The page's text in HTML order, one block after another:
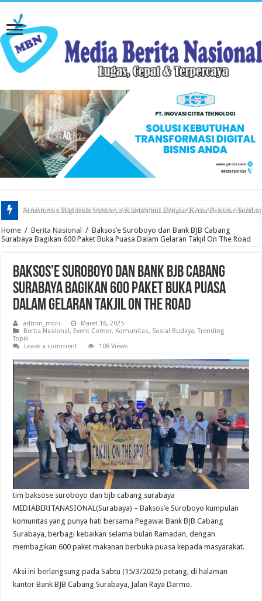
Armornesia Diginesia Surabaya Silaturahmi Dengan Ketua Baksose
Home / Berita Nasional / Baksos’e Suroboyo dan Bank BJB Cabang
Surabaya Bagikan 600 Paket Buka Puasa Dalam Gelaran Takjil On The Road
Baksos’e Suroboyo dan Bank BJB Cabang
Surabaya Bagikan 600 Paket Buka Puasa
Dalam Gelaran Takjil On The Road
admin_mbn
Maret 16, 2025
Berita Nasional, Event Corner, Komunitas, Sosial Budaya,Trending
Topik
Leave a comment
108 Views
tim baksose suroboyo dan bjb cabang surabaya
MEDIABERITANASIONAL(Surabaya) – Baksos’e Suroboyo kumpulan
komunitas yang punya hati bersama Pegawai Bank BJB Cabang
Surabaya, berbagi kebaikan selama bulan Ramadan, dengan
membagikan 600 paket makanan berbuka puasa kepada masyarakat.
Aksi ini berlangsung pada Sabtu (15/3/2025) petang, di halaman
kantor Bank BJB Cabang Surabaya, Jalan Raya Darmo.